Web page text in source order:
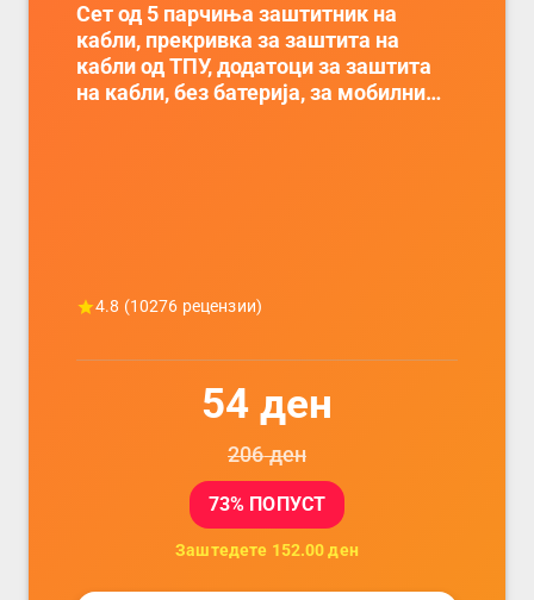
Сет од 5 парчиња заштитник на
кабли, прекривка за заштита на
кабли од ТПУ, додатоци за заштита
на кабли, без батерија, за мобилни
4.8 (10276 рецензии)
54 ден
206ден
73% ПОПУСТ
Заштедете 152.00 ден